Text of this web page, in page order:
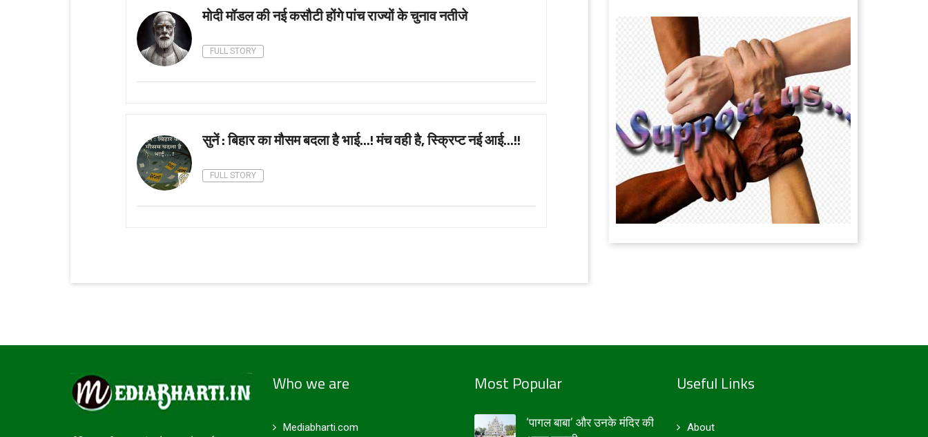
मोदी मॉडल की नई कसौटी होंगे पांच राज्यों के चुनाव नतीजे
FULL STORY
सुनें : बिहार का मौसम बदला है भाई...! मंच वही है, स्क्रिप्ट नई आई...!!
FULL STORY
Who we are
Mediabharti.com
Most Popular
‘पागल बाबा’ और उनके मंदिर की
Useful Links
About